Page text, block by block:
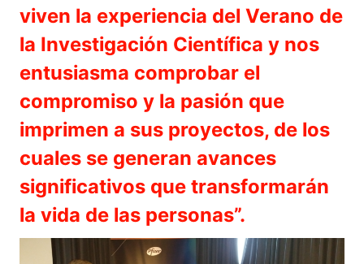
viven la experiencia del Verano de
la Investigación Científica y nos
entusiasma comprobar el
compromiso y la pasión que
imprimen a sus proyectos, de los
cuales se generan avances
significativos que transformarán
la vida de las personas”.